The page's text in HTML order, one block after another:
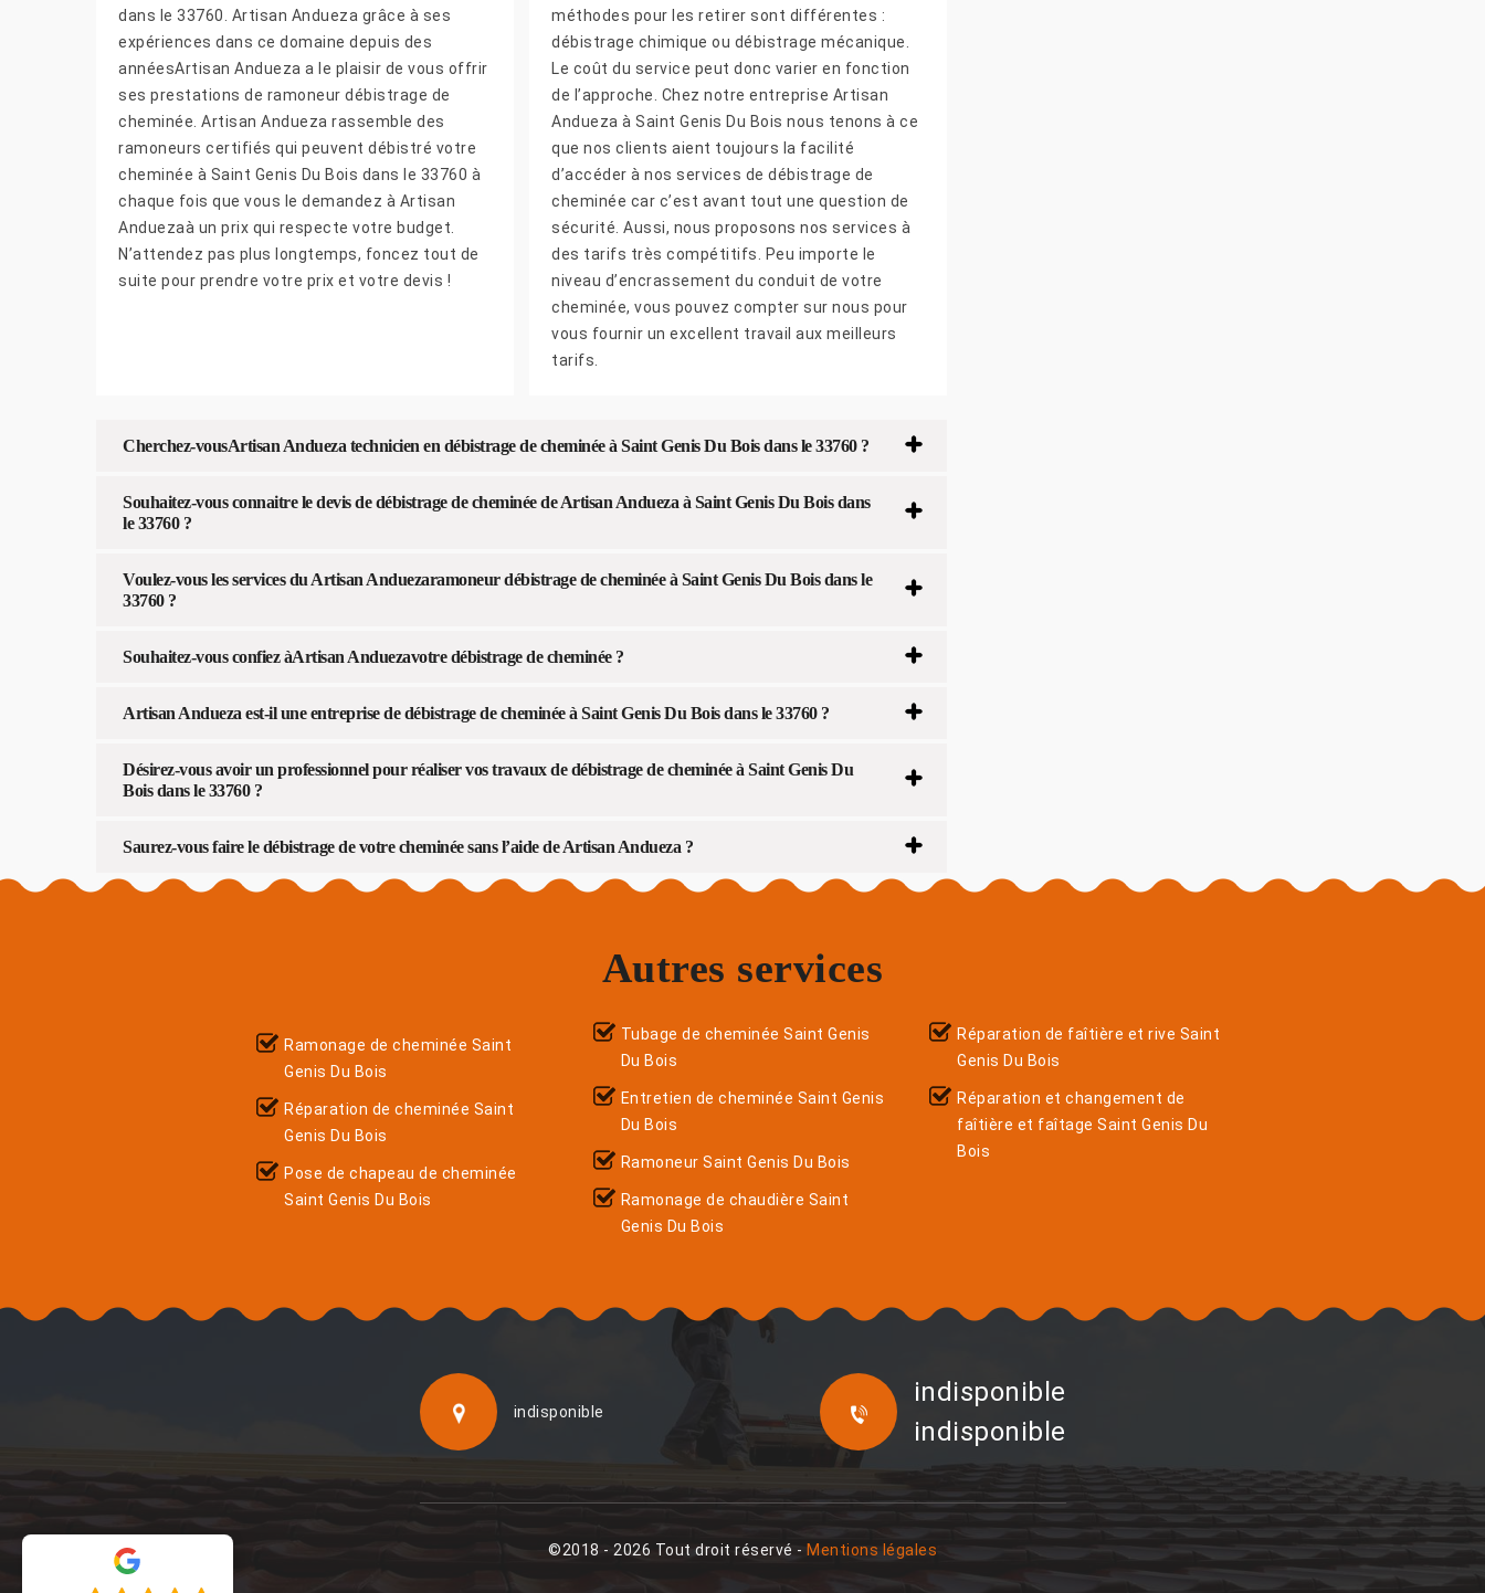
dans le 33760. Artisan Andueza grâce à ses
expériences dans ce domaine depuis des
annéesArtisan Andueza a le plaisir de vous offrir
ses prestations de ramoneur débistrage de
cheminée. Artisan Andueza rassemble des
ramoneurs certifiés qui peuvent débistré votre
cheminée à Saint Genis Du Bois dans le 33760 à
chaque fois que vous le demandez à Artisan
Anduezaà un prix qui respecte votre budget.
N’attendez pas plus longtemps, foncez tout de
suite pour prendre votre prix et votre devis !
méthodes pour les retirer sont différentes :
débistrage chimique ou débistrage mécanique.
Le coût du service peut donc varier en fonction
de l’approche. Chez notre entreprise Artisan
Andueza à Saint Genis Du Bois nous tenons à ce
que nos clients aient toujours la facilité
d’accéder à nos services de débistrage de
cheminée car c’est avant tout une question de
sécurité. Aussi, nous proposons nos services à
des tarifs très compétitifs. Peu importe le
niveau d’encrassement du conduit de votre
cheminée, vous pouvez compter sur nous pour
vous fournir un excellent travail aux meilleurs
tarifs.
Cherchez-vousArtisan Andueza technicien en débistrage de cheminée à Saint Genis Du Bois dans le 33760 ?
Souhaitez-vous connaitre le devis de débistrage de cheminée de Artisan Andueza à Saint Genis Du Bois dans
le 33760 ?
Voulez-vous les services du Artisan Anduezaramoneur débistrage de cheminée à Saint Genis Du Bois dans le
33760 ?
Souhaitez-vous confiez àArtisan Anduezavotre débistrage de cheminée ?
Artisan Andueza est-il une entreprise de débistrage de cheminée à Saint Genis Du Bois dans le 33760 ?
Désirez-vous avoir un professionnel pour réaliser vos travaux de débistrage de cheminée à Saint Genis Du
Bois dans le 33760 ?
Saurez-vous faire le débistrage de votre cheminée sans l’aide de Artisan Andueza ?
Autres services
Ramonage de cheminée Saint
Genis Du Bois
Réparation de cheminée Saint
Genis Du Bois
Pose de chapeau de cheminée
Saint Genis Du Bois
Tubage de cheminée Saint Genis
Du Bois
Entretien de cheminée Saint Genis
Du Bois
Ramoneur Saint Genis Du Bois
Ramonage de chaudière Saint
Genis Du Bois
Réparation de faîtière et rive Saint
Genis Du Bois
Réparation et changement de
faîtière et faîtage Saint Genis Du
Bois
indisponible
indisponible
indisponible
©2018 - 2026 Tout droit réservé - Mentions légales